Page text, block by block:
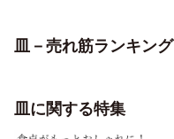
皿－売れ筋ランキング
皿に関する特集